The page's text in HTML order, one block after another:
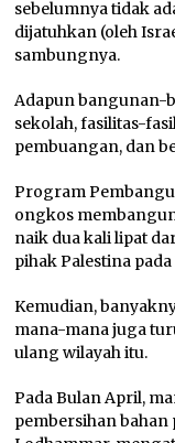
sebelumnya tidak
dijatuhkan (oleh
sambungnya.
Adapun bangunan-
sekolah, fasilitas-
pembuangan, dan
Program
ongkos
naik dua kali lipat
pihak Palestina
Kemudian,
mana-mana juga
ulang wilayah itu.
Pada Bulan April,
pembersihan